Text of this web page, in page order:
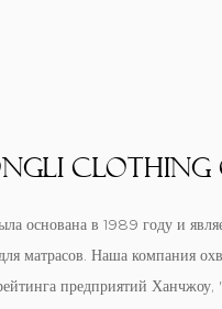
Clothing
в 1989 году и
матрасов. Наша компания
предприятий